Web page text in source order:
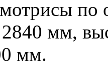
мм,
мм.